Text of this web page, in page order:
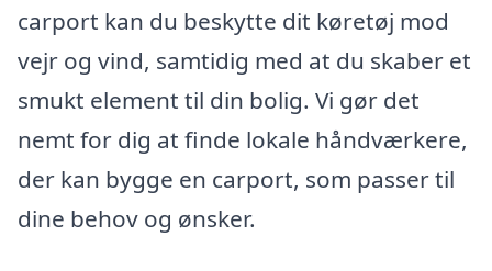
carport kan du beskytte dit køretøj mod
vejr og vind, samtidig med at du skaber et
smukt element til din bolig. Vi gør det
nemt for dig at finde lokale håndværkere,
der kan bygge en carport, som passer til
dine behov og ønsker.